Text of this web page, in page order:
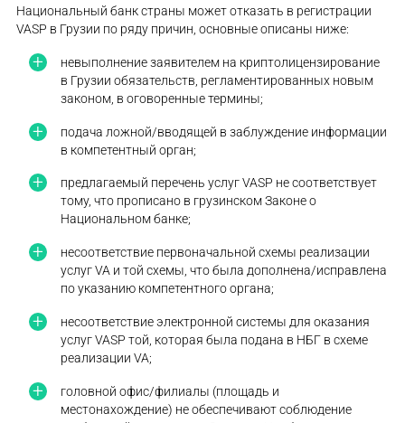
Национальный банк страны может отказать в регистрации
VASP в Грузии по ряду причин, основные описаны ниже:
невыполнение заявителем на криптолицензирование
в Грузии обязательств, регламентированных новым
законом, в оговоренные термины;
подача ложной/вводящей в заблуждение информации
в компетентный орган;
предлагаемый перечень услуг VASP не соответствует
тому, что прописано в грузинском Законе о
Национальном банке;
несоответствие первоначальной схемы реализации
услуг VA и той схемы, что была дополнена/исправлена
по указанию компетентного органа;
несоответствие электронной системы для оказания
услуг VASP той, которая была подана в НБГ в схеме
реализации VA;
головной офис/филиалы (площадь и
местонахождение) не обеспечивают соблюдение